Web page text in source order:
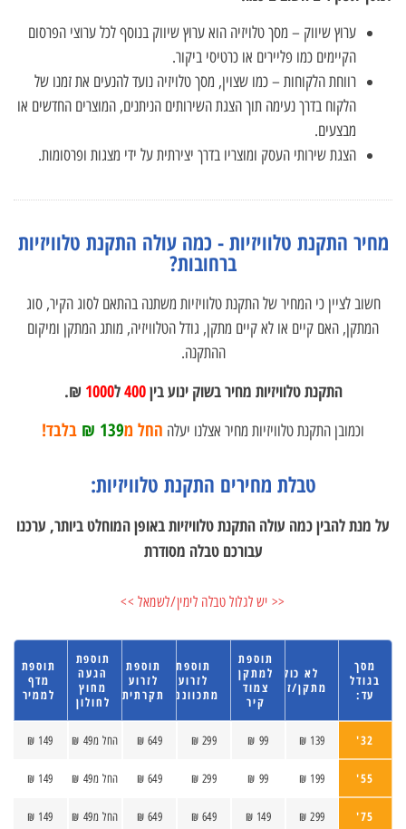
ערוץ שיווק – מסך טלויזיה הוא ערוץ שיווק בנוסף לכל ערוצי הפרסום
הקיימים כמו פליירים או כרטיסי ביקור.
רווחת הלקוחות – כמו שצוין, מסך טלויזיה נועד להנעים את זמנו של
הלקוח בדרך נעימה תוך הצגת השירותים הניתנים, המוצרים החדשים או
מבצעים.
הצגת שירותי העסק ומוצריו בדרך יצירתית על ידי מצגות ופרסומות.
מחיר התקנת טלוויזיות - כמה עולה התקנת טלוויזיות
ברחובות?
חשוב לציין כי המחיר של התקנת טלוויזיות משתנה בהתאם לסוג הקיר, סוג
המתקן, האם קיים או לא קיים מתקן, גודל הטלוויזיה, מותג המתקן ומיקום
ההתקנה.
התקנת טלוויזיות מחיר בשוק ינוע בין400ל1000
₪.
וכמובן התקנת טלוויזיות מחיר אצלנו יעלה החל מ139 ₪ בלבד!
טבלת מחירים התקנת טלוויזיות:
על מנת להבין כמה עולה התקנת טלוויזיות באופן המוחלט ביותר, ערכנו
עבורכם טבלה מסודרת
<< יש לגלול טבלה לימין/לשמאל >>
מסך
בגודל
עד:
לא כולל
מתקן/זרוע
תוספת
למתקן
צמוד
קיר
תוספת
לזרוע
מתכווננת
תוספת
לזרוע
תקרתית
תוספת
הגעה
מחוץ
לחולון
תוספת
מדף
לממיר
32'
139 ₪
99 ₪
299 ₪
649 ₪ החל מ49 ₪ 149 ₪
55'
199 ₪
99 ₪
299 ₪
649 ₪ החל מ49 ₪ 149 ₪
75'
299 ₪
149 ₪
649 ₪
649 ₪ החל מ49 ₪ 149 ₪